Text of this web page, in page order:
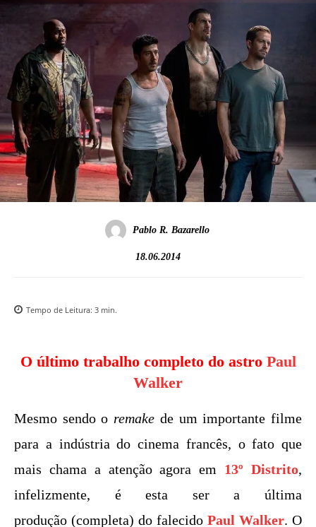
Pablo R. Bazarello
18.06.2014
Tempo de Leitura: 3 min.
O último trabalho completo do astro Paul
Walker
Mesmo sendo oremake de um importante filme
para a indústria do cinema francês, o fato que
mais chama a atenção agora em 13º Distrito,
infelizmente, é esta ser a última
produção (completa) do falecido Paul Walker. O